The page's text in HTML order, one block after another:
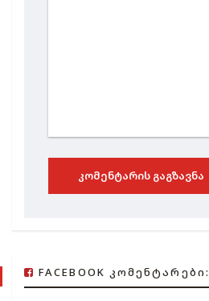
ᲙᲝᲛᲔᲜᲢᲐᲠᲘᲡ ᲒᲐᲒᲖᲐᲕᲜᲐ
FACEBOOK ᲙᲝᲛᲔᲜᲢᲐᲠᲔᲑᲘ: